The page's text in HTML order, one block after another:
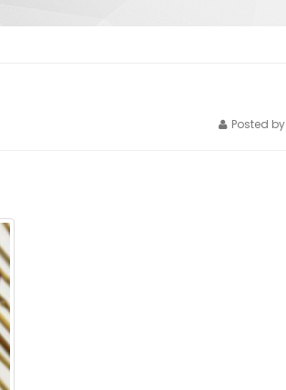
Posted by